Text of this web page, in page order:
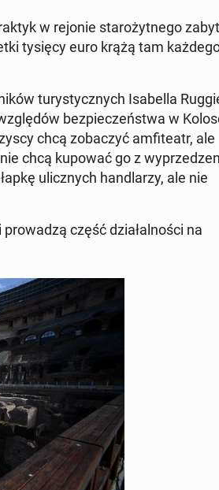
w rejonie starożyt­nego
tysięcy euro krążą tam
tu­rysty­cznych Is­abel­la
bez­pieczeńst­wa w
chcą zobaczyć am­fiteatr, ale
chcą kupować go z
ulicznych hand­larzy, ale nie
część dzi­ałal­noś­ci na